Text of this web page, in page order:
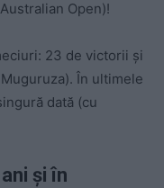
Open)!
23 de victorii și
În ultimele
dată (cu
și în